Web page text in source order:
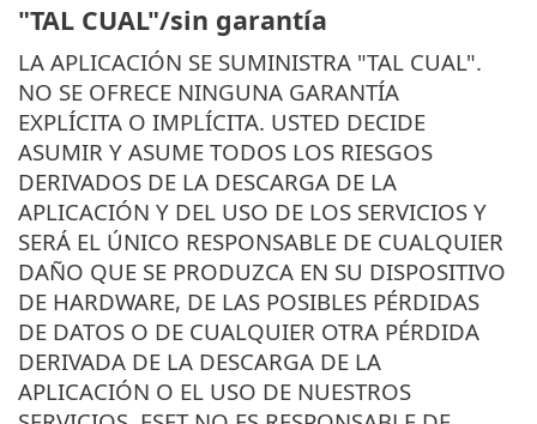
"TAL CUAL"/sin garantía
LA APLICACIÓN SE SUMINISTRA "TAL CUAL".
NO SE OFRECE NINGUNA GARANTÍA
EXPLÍCITA O IMPLÍCITA. USTED DECIDE
ASUMIR Y ASUME TODOS LOS RIESGOS
DERIVADOS DE LA DESCARGA DE LA
APLICACIÓN Y DEL USO DE LOS SERVICIOS Y
SERÁ EL ÚNICO RESPONSABLE DE CUALQUIER
DAÑO QUE SE PRODUZCA EN SU DISPOSITIVO
DE HARDWARE, DE LAS POSIBLES PÉRDIDAS
DE DATOS O DE CUALQUIER OTRA PÉRDIDA
DERIVADA DE LA DESCARGA DE LA
APLICACIÓN O EL USO DE NUESTROS